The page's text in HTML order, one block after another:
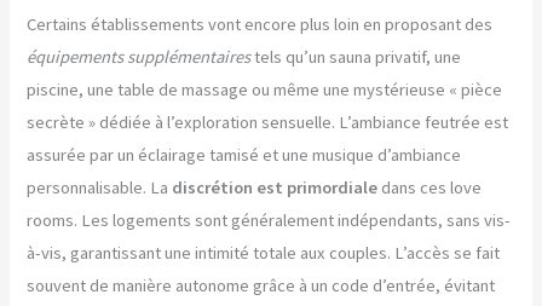
Certains établissements vont encore plus loin en proposant des
équipements supplémentairestels qu’un sauna privatif, une
piscine, une table de massage ou même une mystérieuse « pièce
secrète » dédiée à l’exploration sensuelle. L’ambiance feutrée est
assurée par un éclairage tamisé et une musique d’ambiance
personnalisable. La discrétion est primordiale dans ces love
rooms. Les logements sont généralement indépendants, sans vis-
à-vis, garantissant une intimité totale aux couples. L’accès se fait
souvent de manière autonome grâce à un code d’entrée, évitant